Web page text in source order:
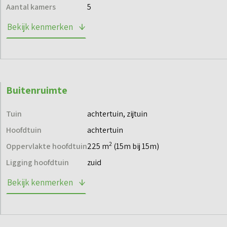
een kijkje op de projectwebsite.
Aantal kamers 5
Bekijk kenmerken
Buitenruimte
Tuin
achtertuin, zijtuin
Hoofdtuin
achtertuin
Oppervlakte hoofdtuin225 m2 (15m bij 15m)
Ligging hoofdtuin
zuid
Bekijk kenmerken